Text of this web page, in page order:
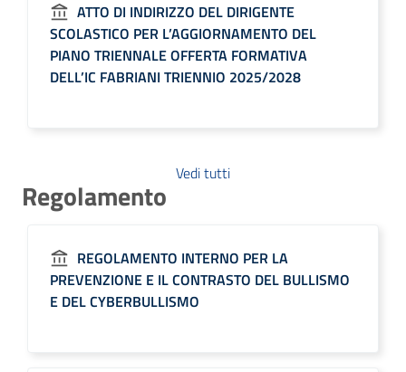
ATTO DI INDIRIZZO DEL DIRIGENTE
SCOLASTICO PER L’AGGIORNAMENTO DEL
PIANO TRIENNALE OFFERTA FORMATIVA
DELL’IC FABRIANI TRIENNIO 2025/2028
Vedi tutti
Regolamento
REGOLAMENTO INTERNO PER LA
PREVENZIONE E IL CONTRASTO DEL BULLISMO
E DEL CYBERBULLISMO